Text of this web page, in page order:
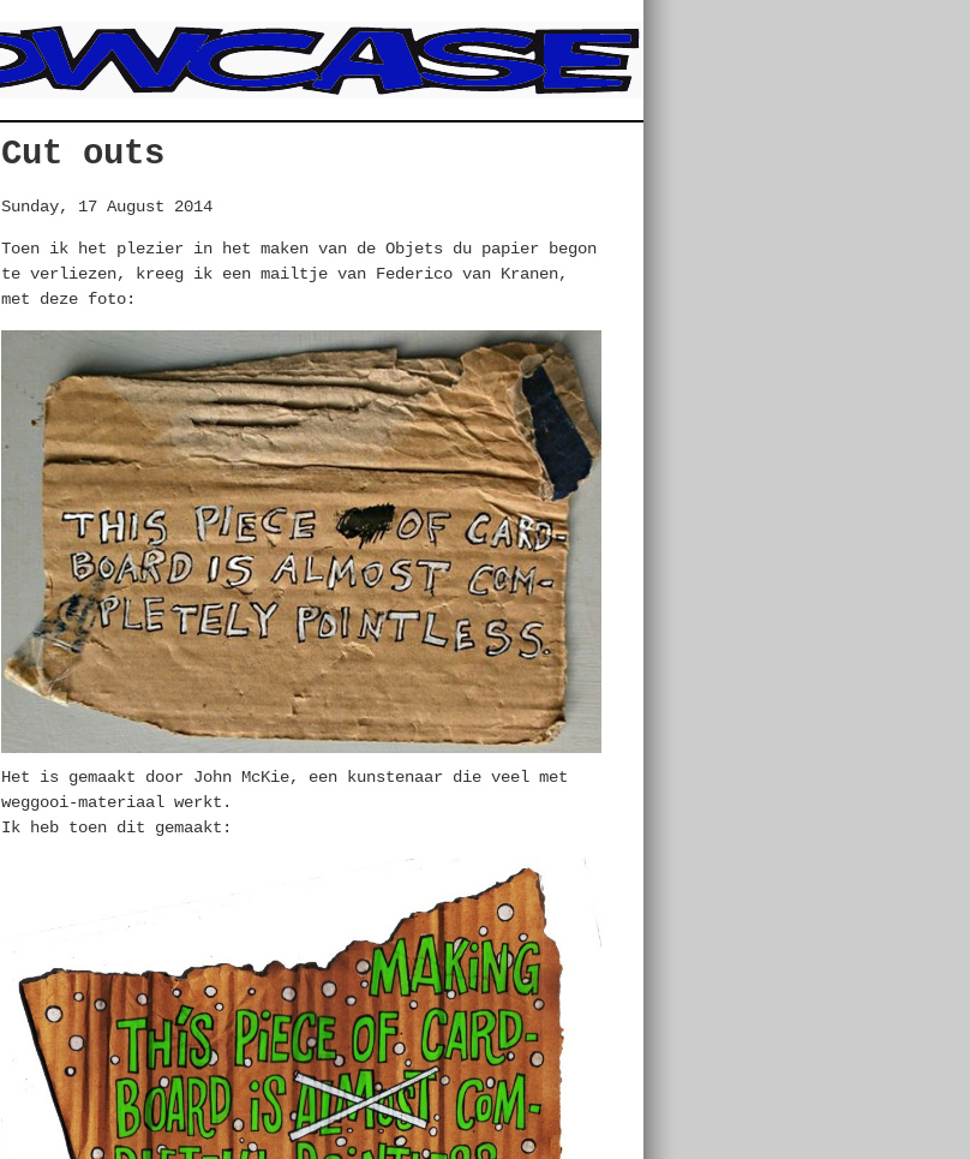
Cut outs
Sunday, 17 August 2014
Toen ik het plezier in het maken van de Objets du papier begon
te verliezen, kreeg ik een mailtje van Federico van Kranen,
met deze foto:
Het is gemaakt door John McKie, een kunstenaar die veel met
weggooi-materiaal werkt.
Ik heb toen dit gemaakt: